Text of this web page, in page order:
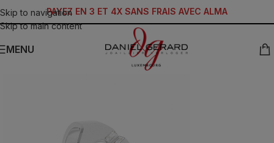
Skip to navigation
Skip to main content
PAYEZ EN 3 ET 4X SANS FRAIS AVEC ALMA
MENU